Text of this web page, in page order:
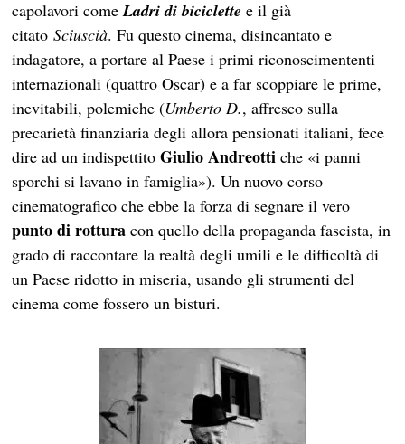
capolavori comeLadri di biciclette e il già
citatoSciuscià. Fu questo cinema, disincantato e
indagatore, a portare al Paese i primi riconoscimententi
internazionali (quattro Oscar) e a far scoppiare le prime,
inevitabili, polemiche (Umberto D., affresco sulla
precarietà finanziaria degli allora pensionati italiani, fece
dire ad un indispettitoGiulio Andreotti che «i panni
sporchi si lavano in famiglia»). Un nuovo corso
cinematografico che ebbe la forza di segnare il vero
punto di rotturacon quello della propaganda fascista, in
grado di raccontare la realtà degli umili e le difficoltà di
un Paese ridotto in miseria, usando gli strumenti del
cinema come fossero un bisturi.